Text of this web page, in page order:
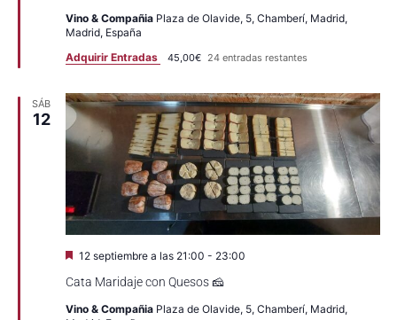
Vino & Compañia Plaza de Olavide, 5, Chamberí, Madrid,
Madrid, España
Adquirir Entradas
45,00€ 24 entradas restantes
SÁB
12
Cata Maridaje con Quesos 🧀
Destacado
12 septiembre a las 21:00 - 23:00
Vino & Compañia Plaza de Olavide, 5, Chamberí, Madrid,